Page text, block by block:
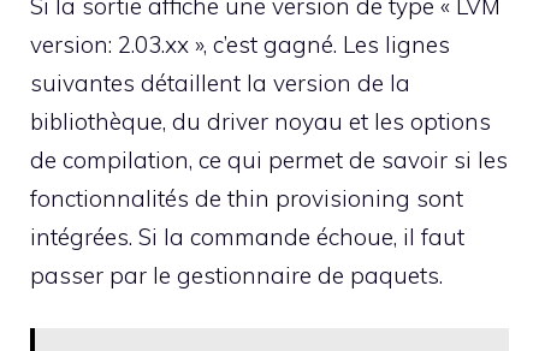
Si la sortie affiche une version de type « LVM
version: 2.03.xx », c’est gagné. Les lignes
suivantes détaillent la version de la
bibliothèque, du driver noyau et les options
de compilation, ce qui permet de savoir si les
fonctionnalités de thin provisioning sont
intégrées. Si la commande échoue, il faut
passer par le gestionnaire de paquets.